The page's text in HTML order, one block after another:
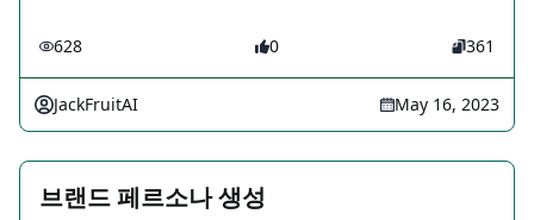
628 0 361
JackFruitAI May 16, 2023
브랜드 페르소나 생성